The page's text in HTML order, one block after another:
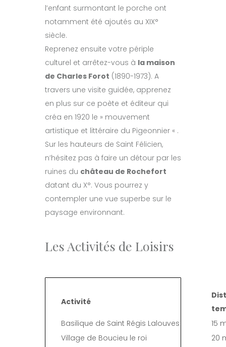
l’enfant surmontant le porche ont
notamment été ajoutés au XIX°
siècle.
Reprenez ensuite votre périple
culturel et arrêtez-vous à la maison
de Charles Forot (1890-1973). A
travers une visite guidée, apprenez
en plus sur ce poète et éditeur qui
créa en 1920 le » mouvement
artistique et littéraire du Pigeonnier « .
Sur les hauteurs de Saint Félicien,
n’hésitez pas à faire un détour par les
ruines du château de Rochefort
datant du X°. Vous pourrez y
contempler une vue superbe sur le
paysage environnant.
Les Activités de Loisirs
Activité
Basilique de Saint Régis Lalouves
15
Village de Boucieu le roi
20